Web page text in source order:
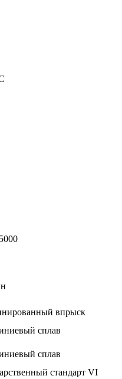
впрыск
сплав
сплав
стандарт VI